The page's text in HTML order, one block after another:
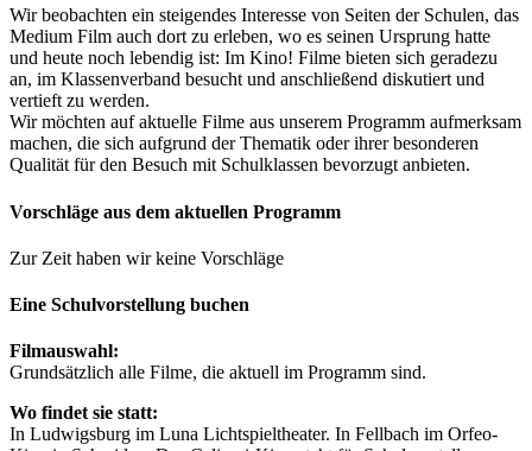
Wir beobachten ein steigendes Interesse von Seiten der Schulen, das
Medium Film auch dort zu erleben, wo es seinen Ursprung hatte
und heute noch lebendig ist: Im Kino! Filme bieten sich geradezu
an, im Klassenverband besucht und anschließend diskutiert und
vertieft zu werden.
Wir möchten auf aktuelle Filme aus unserem Programm aufmerksam
machen, die sich aufgrund der Thematik oder ihrer besonderen
Qualität für den Besuch mit Schulklassen bevorzugt anbieten.
Vorschläge aus dem aktuellen Programm
Zur Zeit haben wir keine Vorschläge
Eine Schulvorstellung buchen
Filmauswahl:
Grundsätzlich alle Filme, die aktuell im Programm sind.
Wo findet sie statt:
In Ludwigsburg im Luna Lichtspieltheater. In Fellbach im Orfeo-